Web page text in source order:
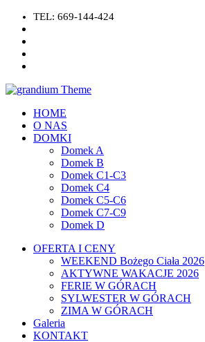
TEL: 669-144-424
HOME
O NAS
DOMKI
Domek A
Domek B
Domek C1-C3
Domek C4
Domek C5-C6
Domek C7-C9
Domek D
OFERTA I CENY
WEEKEND Bożego Ciała 2026
AKTYWNE WAKACJE 2026
FERIE W GÓRACH
SYLWESTER W GÓRACH
ZIMA W GÓRACH
Galeria
KONTAKT